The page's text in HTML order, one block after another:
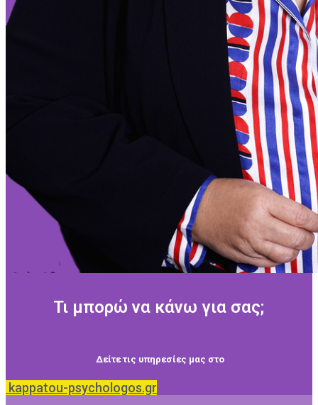
Τι μπορώ να κάνω για σας;
Δείτε τις υπηρεσίες μας στο
kappatou-psychologos.gr